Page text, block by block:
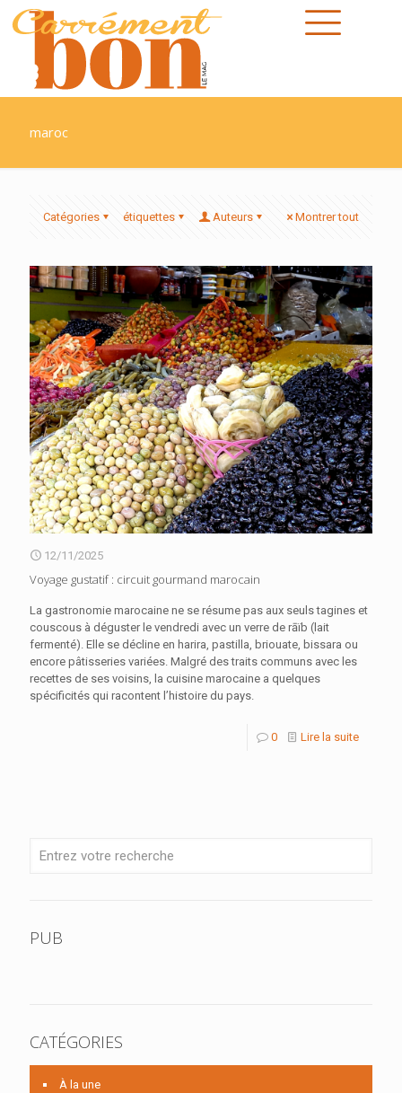
maroc
Catégories étiquettes Auteurs Montrer tout
12/11/2025
Voyage gustatif : circuit gourmand marocain
La gastronomie marocaine ne se résume pas aux seuls tagines et
couscous à déguster le vendredi avec un verre de rāïb (lait
fermenté). Elle se décline en harira, pastilla, briouate, bissara ou
encore pâtisseries variées. Malgré des traits communs avec les
recettes de ses voisins, la cuisine marocaine a quelques
spécificités qui racontent l’histoire du pays.
0 Lire la suite
PUB
CATÉGORIES
À la une